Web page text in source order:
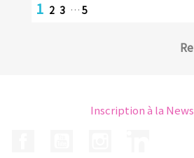
1 2 3 … 5
Inscription à la